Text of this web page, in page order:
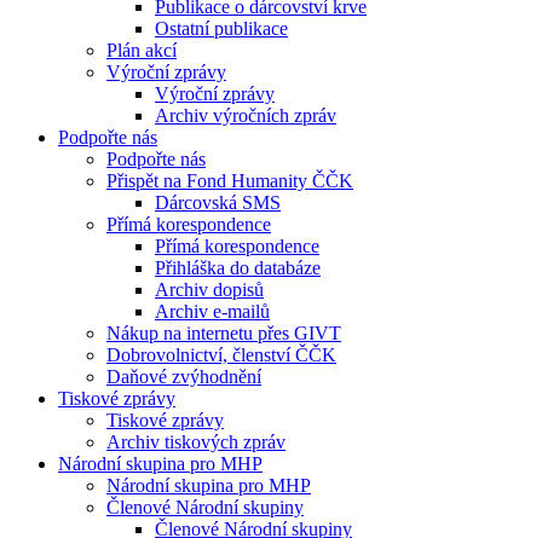
Publikace o dárcovství krve
Ostatní publikace
Plán akcí
Výroční zprávy
Výroční zprávy
Archiv výročních zpráv
Podpořte nás
Podpořte nás
Přispět na Fond Humanity ČČK
Dárcovská SMS
Přímá korespondence
Přímá korespondence
Přihláška do databáze
Archiv dopisů
Archiv e-mailů
Nákup na internetu přes GIVT
Dobrovolnictví, členství ČČK
Daňové zvýhodnění
Tiskové zprávy
Tiskové zprávy
Archiv tiskových zpráv
Národní skupina pro MHP
Národní skupina pro MHP
Členové Národní skupiny
Členové Národní skupiny